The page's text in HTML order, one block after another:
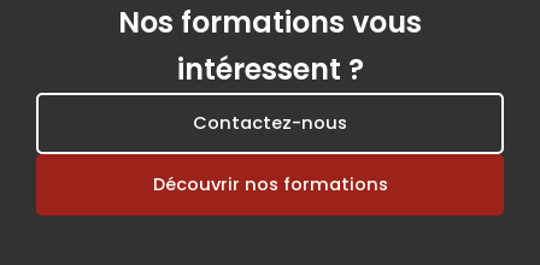
Nos formations vous
intéressent ?
Contactez-nous
Découvrir nos formations